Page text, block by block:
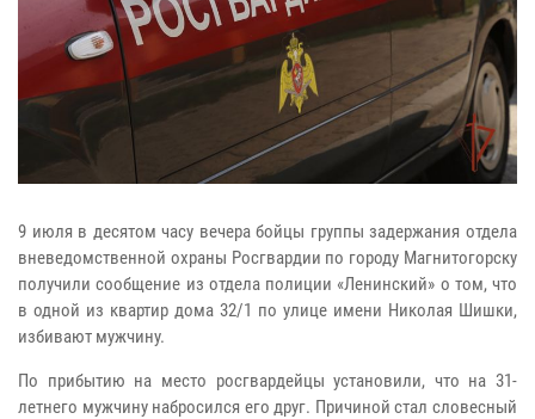
9 июля в десятом часу вечера бойцы группы задержания отдела
вневедомственной охраны Росгвардии по городу Магнитогорску
получили сообщение из отдела полиции «Ленинский» о том, что
в одной из квартир дома 32/1 по улице имени Николая Шишки,
избивают мужчину.
По прибытию на место росгвардейцы установили, что на 31-
летнего мужчину набросился его друг. Причиной стал словесный